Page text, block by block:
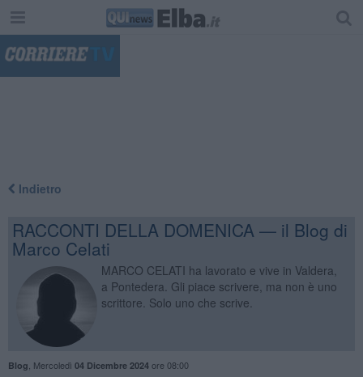
Indietro
RACCONTI DELLA DOMENICA — il Blog di
Marco Celati
MARCO CELATI ha lavorato e vive in Valdera,
a Pontedera. Gli piace scrivere, ma non è uno
scrittore. Solo uno che scrive.
Blog Mercoledì 04 Dicembre 2024ore 08:00